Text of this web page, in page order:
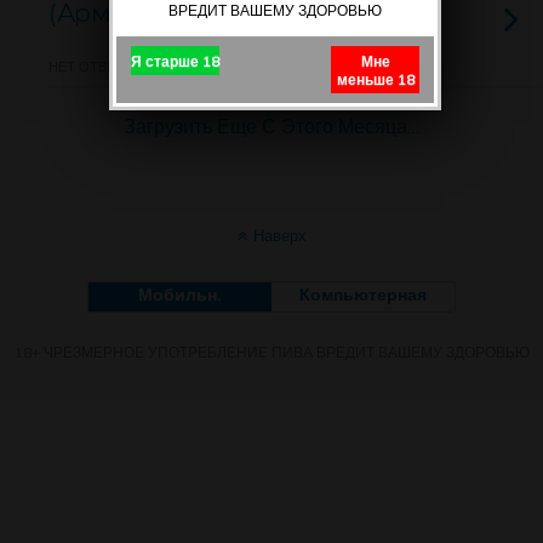
(Армения)
НЕТ ОТВЕТОВ
Наверх
Мобильн. Компьютерная
ВРЕДИТ ВАШЕМУ ЗДОРОВЬЮ
Я старше 18
Мне
меньше 18